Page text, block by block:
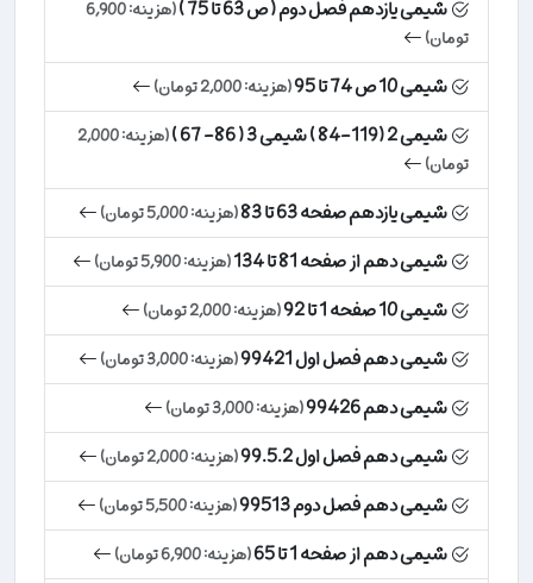
شیمی یازدهم فصل دوم ( ص 63 تا 75 )
(هزینه: 6,900
تومان)
شیمی 10 ص 74 تا 95 (هزینه: 2,000 تومان)
شیمی 2 (119-84 ) شیمی 3 ( 86- 67 )
(هزینه: 2,000
تومان)
شیمی یازدهم صفحه 63 تا 83 (هزینه: 5,000 تومان)
شیمی دهم از صفحه 81 تا 134 (هزینه: 5,900 تومان)
شیمی 10 صفحه 1 تا 92 (هزینه: 2,000 تومان)
شیمی دهم فصل اول 99421 (هزینه: 3,000 تومان)
شیمی دهم 99426 (هزینه: 3,000 تومان)
شیمی دهم فصل اول 99.5.2 (هزینه: 2,000 تومان)
شیمی دهم فصل دوم 99513 (هزینه: 5,500 تومان)
شیمی دهم از صفحه 1 تا 65 (هزینه: 6,900 تومان)